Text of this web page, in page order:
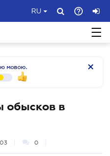
RU
мовою.
обысков в
0